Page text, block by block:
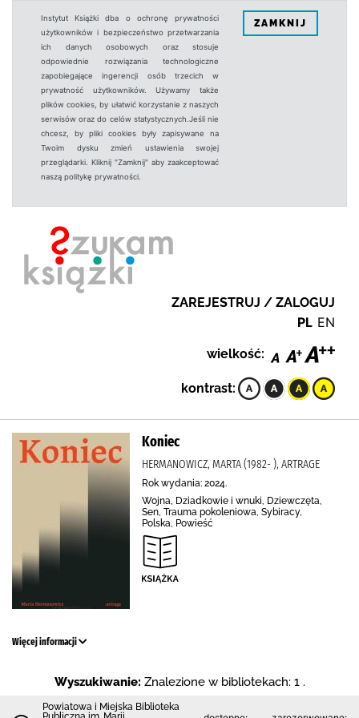
Instytut Książki dba o ochronę prywatności
użytkowników i bezpieczeństwo przetwarzania
ich danych osobowych oraz stosuje
odpowiednie rozwiązania technologiczne
zapobiegające ingerencji osób trzecich w
prywatność użytkowników. Używamy także
plików cookies, by ułatwić korzystanie z naszych
serwisów oraz do celów statystycznych.Jeśli nie
chcesz, by pliki cookies były zapisywane na
Twoim dysku zmień ustawienia swojej
przeglądarki. Kliknij "Zamknij" aby zaakceptować
naszą politykę prywatności.
ZAMKNIJ
ZAREJESTRUJ / ZALOGUJ
PL EN
wielkość:
kontrast:
Koniec
HERMANOWICZ, MARTA (1982- ), ARTRAGE
Rok wydania: 2024.
Wojna, Dziadkowie i wnuki, Dziewczęta,
Sen, Trauma pokoleniowa, Sybiracy,
Polska, Powieść
Więcej informacji
Wyszukiwanie: Znalezione w bibliotekach: 1 .
Powiatowa i Miejska Biblioteka